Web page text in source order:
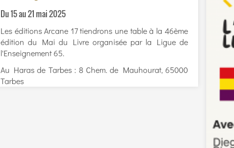
Du 15 au 21 mai 2025
Les éditions Arcane 17 tiendrons une table à la 46ème
édition du Mai du Livre organisée par la Ligue de
l'Enseignement 65.
Au Haras de Tarbes : 8 Chem. de Mauhourat, 65000
Tarbes